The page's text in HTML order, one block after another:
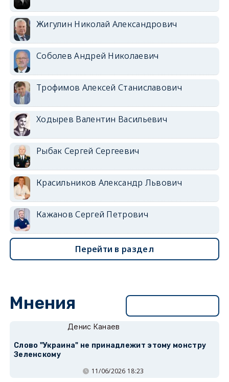
Жигулин Николай Александрович
Соболев Андрей Николаевич
Трофимов Алексей Станиславович
Ходырев Валентин Васильевич
Рыбак Сергей Сергеевич
Красильников Александр Львович
Кажанов Сергей Петрович
Перейти в раздел
Мнения
Денис Канаев
Слово "Украина" не принадлежит этому монстру
Зеленскому
11/06/2026 18:23